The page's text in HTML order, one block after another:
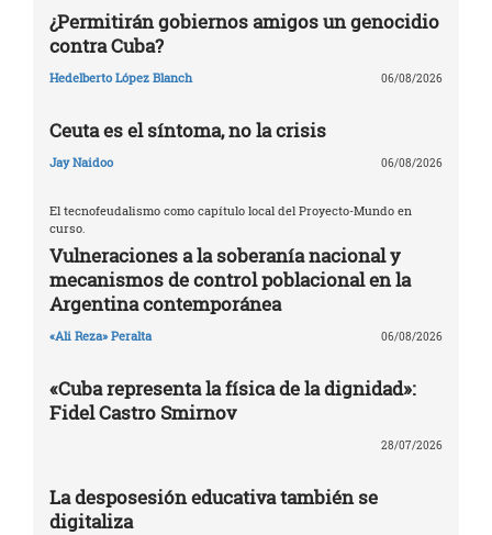
¿Permitirán gobiernos amigos un genocidio
contra Cuba?
Hedelberto López Blanch 06/08/2026
Ceuta es el síntoma, no la crisis
Jay Naidoo 06/08/2026
El tecnofeudalismo como capítulo local del Proyecto-Mundo en
curso.
Vulneraciones a la soberanía nacional y
mecanismos de control poblacional en la
Argentina contemporánea
«Ali Reza» Peralta 06/08/2026
«Cuba representa la física de la dignidad»:
Fidel Castro Smirnov
28/07/2026
La desposesión educativa también se
digitaliza